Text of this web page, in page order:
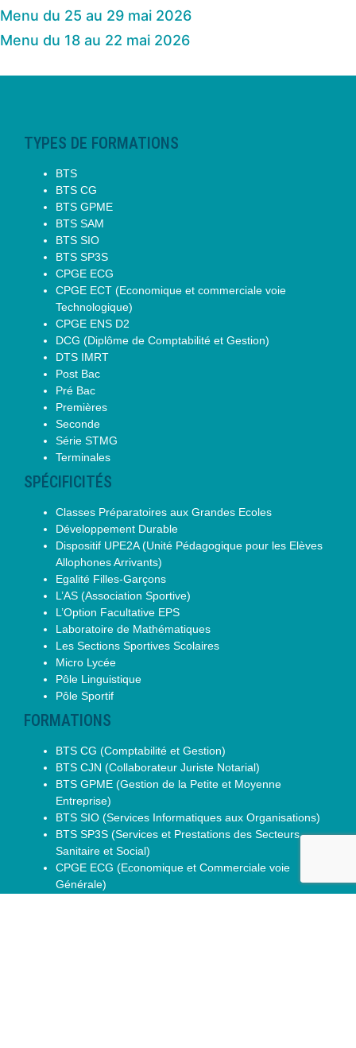
Menu du 25 au 29 mai 2026
Menu du 18 au 22 mai 2026
TYPES DE FORMATIONS
BTS
BTS CG
BTS GPME
BTS SAM
BTS SIO
BTS SP3S
CPGE ECG
CPGE ECT (Economique et commerciale voie
Technologique)
CPGE ENS D2
DCG (Diplôme de Comptabilité et Gestion)
DTS IMRT
Post Bac
Pré Bac
Premières
Seconde
Série STMG
Terminales
SPÉCIFICITÉS
Classes Préparatoires aux Grandes Ecoles
Développement Durable
Dispositif UPE2A (Unité Pédagogique pour les Elèves
Allophones Arrivants)
Egalité Filles-Garçons
L’AS (Association Sportive)
L’Option Facultative EPS
Laboratoire de Mathématiques
Les Sections Sportives Scolaires
Micro Lycée
Pôle Linguistique
Pôle Sportif
FORMATIONS
BTS CG (Comptabilité et Gestion)
BTS CJN (Collaborateur Juriste Notarial)
BTS GPME (Gestion de la Petite et Moyenne
Entreprise)
BTS SIO (Services Informatiques aux Organisations)
BTS SP3S (Services et Prestations des Secteurs
Sanitaire et Social)
CPGE ECG (Economique et Commerciale voie
Générale)